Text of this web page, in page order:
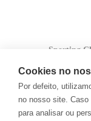
Sporting
da
Cookies no
Por defeito,
no nosso site.
para analisar ou